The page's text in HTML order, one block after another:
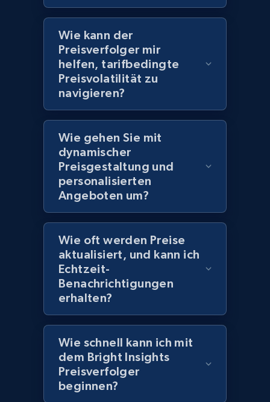
Amazon products global dataset
Title, Seller name, Brand, Description, Initial
price, Currency, Availability, Reviews count, and
more.
2.1K+ 375+
Amazon products global dataset - Collects
products by specific category URL
Title, Seller name, Brand, Description, Initial
price, Currency, Availability, Reviews count, and
2.1K+ 375+
Amazon products global dataset -
Collecting products by keyword search
Title, Seller name, Brand, Description, Initial
Wie kann der
Preisverfolger mir
helfen, tarifbedingte
Preisvolatilität zu
navigieren?
Wie gehen Sie mit
dynamischer
Preisgestaltung und
personalisierten
Angeboten um?
Wie oft werden Preise
aktualisiert, und kann ich
Echtzeit-
Benachrichtigungen
erhalten?
Wie schnell kann ich mit
dem Bright Insights
Preisverfolger
beginnen?